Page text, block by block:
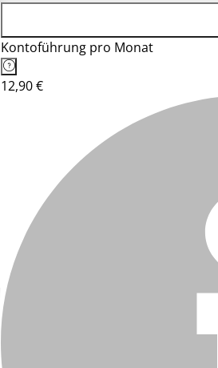
Kontoführung pro Monat
12,90 €